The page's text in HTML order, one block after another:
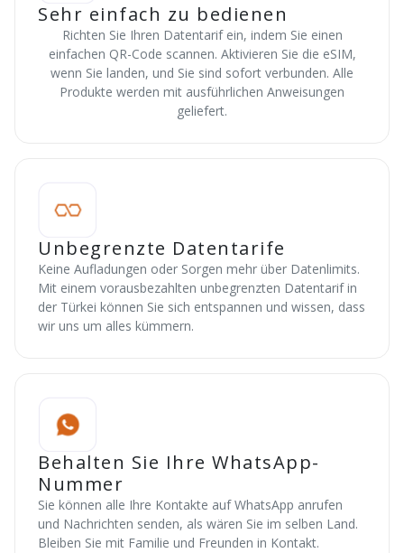
Sehr einfach zu bedienen
Richten Sie Ihren Datentarif ein, indem Sie einen
einfachen QR-Code scannen. Aktivieren Sie die eSIM,
wenn Sie landen, und Sie sind sofort verbunden. Alle
Produkte werden mit ausführlichen Anweisungen
geliefert.
Unbegrenzte Datentarife
Keine Aufladungen oder Sorgen mehr über Datenlimits.
Mit einem vorausbezahlten unbegrenzten Datentarif in
der Türkei können Sie sich entspannen und wissen, dass
wir uns um alles kümmern.
Behalten Sie Ihre WhatsApp-
Nummer
Sie können alle Ihre Kontakte auf WhatsApp anrufen
und Nachrichten senden, als wären Sie im selben Land.
Bleiben Sie mit Familie und Freunden in Kontakt.